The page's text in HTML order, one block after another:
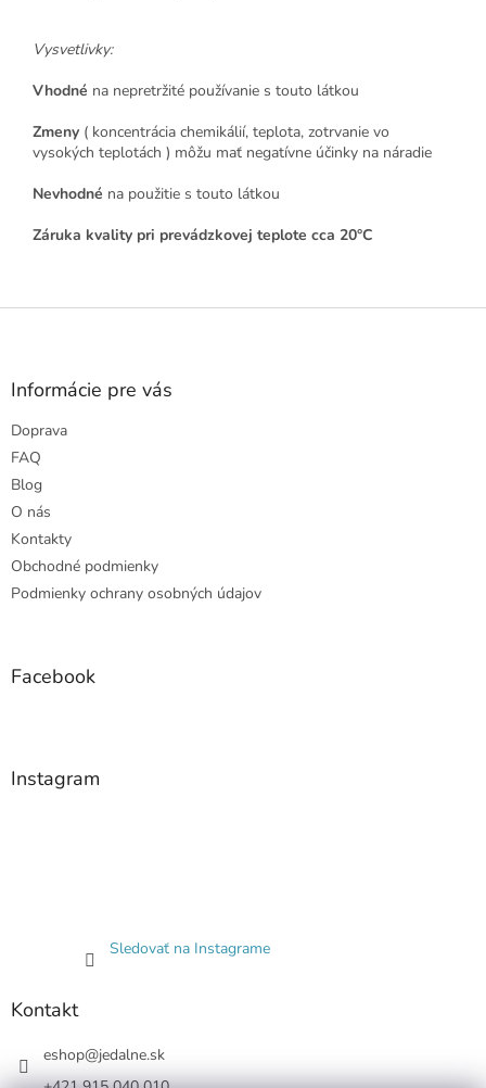
Vysvetlivky:
Vhodné na nepretržité používanie s touto látkou
Zmeny ( koncentrácia chemikálií, teplota, zotrvanie vo
vysokých teplotách ) môžu mať negatívne účinky na náradie
Nevhodné na použitie s touto látkou
Záruka kvality pri prevádzkovej teplote cca 20°C
Z
Informácie pre vás
Doprava
FAQ
Blog
O nás
Kontakty
Obchodné podmienky
Podmienky ochrany osobných údajov
Facebook
Instagram
Sledovať na Instagrame
Kontakt
eshop@jedalne.sk